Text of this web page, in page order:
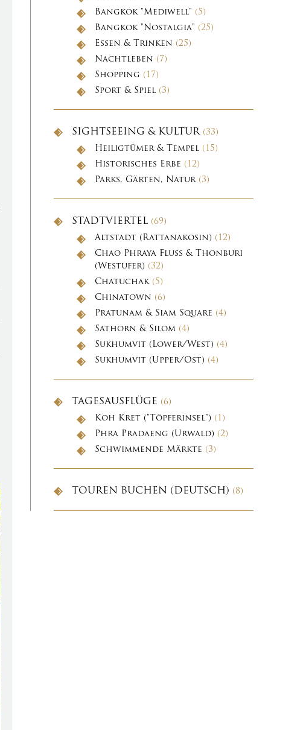
Bangkok "Mediwell" (5)
Bangkok "Nostalgia" (25)
Essen & Trinken (25)
Nachtleben (7)
Shopping (17)
Sport & Spiel (3)
SIGHTSEEING & KULTUR(33)
Heiligtümer & Tempel (15)
Historisches Erbe (12)
Parks, Gärten, Natur(3)
STADTVIERTEL (69)
Altstadt (Rattanakosin) (12)
Chao Phraya Fluss & Thonburi
(Westufer) (32)
Chatuchak(5)
Chinatown (6)
Pratunam & Siam Square (4)
Sathorn & Silom (4)
Sukhumvit (Lower/West) (4)
Sukhumvit (Upper/Ost) (4)
TAGESAUSFLÜGE (6)
Koh Kret ("Töpferinsel") (1)
Phra Pradaeng (Urwald) (2)
Schwimmende Märkte (3)
TOUREN BUCHEN (DEUTSCH) (8)